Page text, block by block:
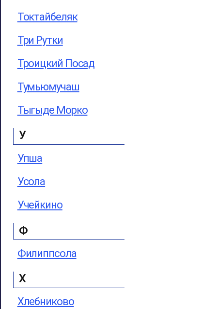
Токтайбеляк
Три Рутки
Троицкий Посад
Тумьюмучаш
Тыгыде Морко
У
Упша
Усола
Учейкино
Ф
Филиппсола
Х
Хлебниково